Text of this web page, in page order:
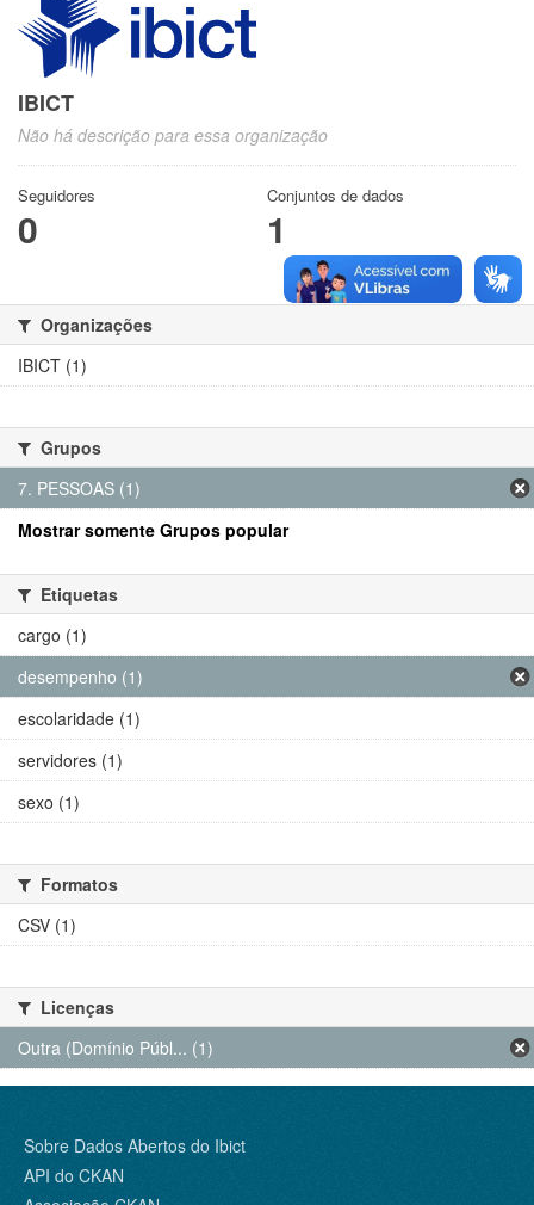
IBICT
Não há descrição para essa organização
Seguidores
0
Conjuntos de dados
1
Organizações
IBICT (1)
Grupos
7. PESSOAS (1)
Mostrar somente Grupos popular
Etiquetas
cargo (1)
desempenho (1)
escolaridade (1)
servidores (1)
sexo (1)
Formatos
CSV (1)
Licenças
Outra (Domínio Públ... (1)
Sobre Dados Abertos do Ibict
API do CKAN